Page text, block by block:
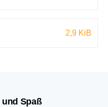
2,9 KiB
und Spaß